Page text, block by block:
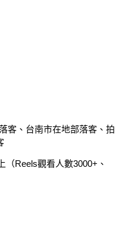
客、台南市在地部落客、拍
Reels觀看人數3000+、